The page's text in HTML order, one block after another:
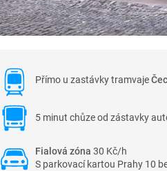
Přímo u zastávky tramvaje
5 minut chůze od zástavky
Fialová zóna 30 Kč/h
S parkovací kartou Prahy 10